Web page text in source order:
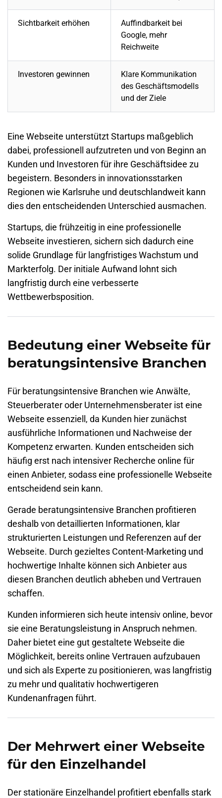
Sichtbarkeit erhöhen
Auffindbarkeit bei
Google, mehr
Reichweite
Investoren gewinnen
Klare Kommunikation
des Geschäftsmodells
und der Ziele
Eine Webseite unterstützt Startups maßgeblich
dabei, professionell aufzutreten und von Beginn an
Kunden und Investoren für ihre Geschäftsidee zu
begeistern. Besonders in innovationsstarken
Regionen wie Karlsruhe und deutschlandweit kann
dies den entscheidenden Unterschied ausmachen.
Startups, die frühzeitig in eine professionelle
Webseite investieren, sichern sich dadurch eine
solide Grundlage für langfristiges Wachstum und
Markterfolg. Der initiale Aufwand lohnt sich
langfristig durch eine verbesserte
Wettbewerbsposition.
Bedeutung einer Webseite für
beratungsintensive Branchen
Für beratungsintensive Branchen wie Anwälte,
Steuerberater oder Unternehmensberater ist eine
Webseite essenziell, da Kunden hier zunächst
ausführliche Informationen und Nachweise der
Kompetenz erwarten. Kunden entscheiden sich
häufig erst nach intensiver Recherche online für
einen Anbieter, sodass eine professionelle Webseite
entscheidend sein kann.
Gerade beratungsintensive Branchen profitieren
deshalb von detaillierten Informationen, klar
strukturierten Leistungen und Referenzen auf der
Webseite. Durch gezieltes Content-Marketing und
hochwertige Inhalte können sich Anbieter aus
diesen Branchen deutlich abheben und Vertrauen
schaffen.
Kunden informieren sich heute intensiv online, bevor
sie eine Beratungsleistung in Anspruch nehmen.
Daher bietet eine gut gestaltete Webseite die
Möglichkeit, bereits online Vertrauen aufzubauen
und sich als Experte zu positionieren, was langfristig
zu mehr und qualitativ hochwertigeren
Kundenanfragen führt.
Der Mehrwert einer Webseite
für den Einzelhandel
Der stationäre Einzelhandel profitiert ebenfalls stark